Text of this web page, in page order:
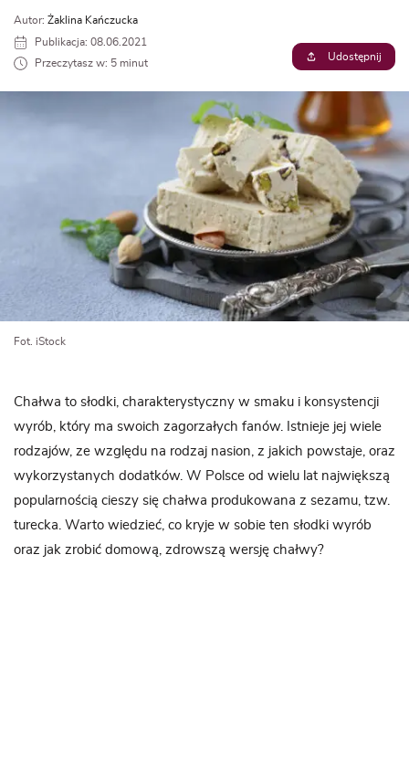
Autor: Żaklina Kańczucka
Publikacja: 08.06.2021
Przeczytasz w: 5 minut
Udostępnij
Fot. iStock
Chałwa to słodki, charakterystyczny w smaku i konsystencji
wyrób, który ma swoich zagorzałych fanów. Istnieje jej wiele
rodzajów, ze względu na rodzaj nasion, z jakich powstaje, oraz
wykorzystanych dodatków. W Polsce od wielu lat największą
popularnością cieszy się chałwa produkowana z sezamu, tzw.
turecka. Warto wiedzieć, co kryje w sobie ten słodki wyrób
oraz jak zrobić domową, zdrowszą wersję chałwy?